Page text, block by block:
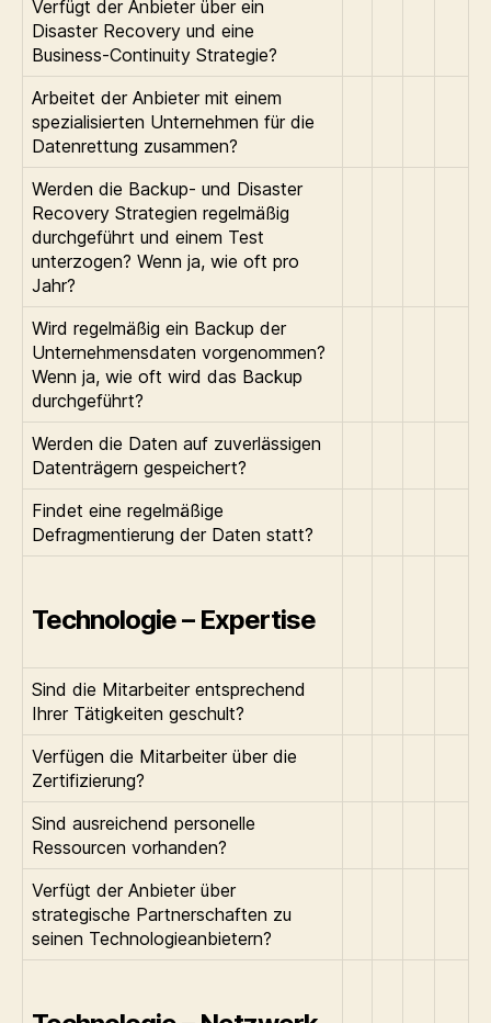
Verfügt der Anbieter über ein
Disaster Recovery und eine
Business-Continuity Strategie?
Arbeitet der Anbieter mit einem
spezialisierten Unternehmen für die
Datenrettung zusammen?
Werden die Backup- und Disaster
Recovery Strategien regelmäßig
durchgeführt und einem Test
unterzogen? Wenn ja, wie oft pro
Jahr?
Wird regelmäßig ein Backup der
Unternehmensdaten vorgenommen?
Wenn ja, wie oft wird das Backup
durchgeführt?
Werden die Daten auf zuverlässigen
Datenträgern gespeichert?
Findet eine regelmäßige
Defragmentierung der Daten statt?
Technologie – Expertise
Sind die Mitarbeiter entsprechend
Ihrer Tätigkeiten geschult?
Verfügen die Mitarbeiter über die
Zertifizierung?
Sind ausreichend personelle
Ressourcen vorhanden?
Verfügt der Anbieter über
strategische Partnerschaften zu
seinen Technologieanbietern?